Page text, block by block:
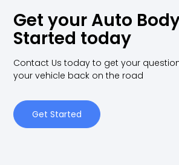
Get your Auto
Started today
Contact Us today to get your
your vehicle back on the road
Get Started